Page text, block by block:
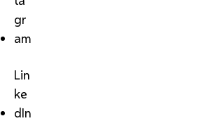
gr
am
Lin
ke
dIn